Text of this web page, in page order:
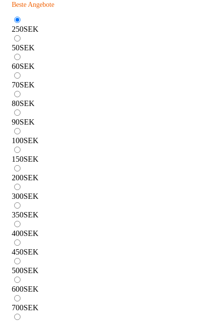
Beste Angebote
250SEK
50SEK
60SEK
70SEK
80SEK
90SEK
100SEK
150SEK
200SEK
300SEK
350SEK
400SEK
450SEK
500SEK
600SEK
700SEK